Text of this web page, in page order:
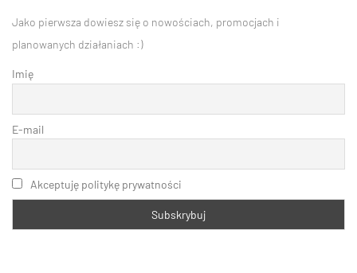
Jako pierwsza dowiesz się o nowościach, promocjach i
planowanych działaniach :)
Imię
E-mail
Akceptuję politykę prywatności